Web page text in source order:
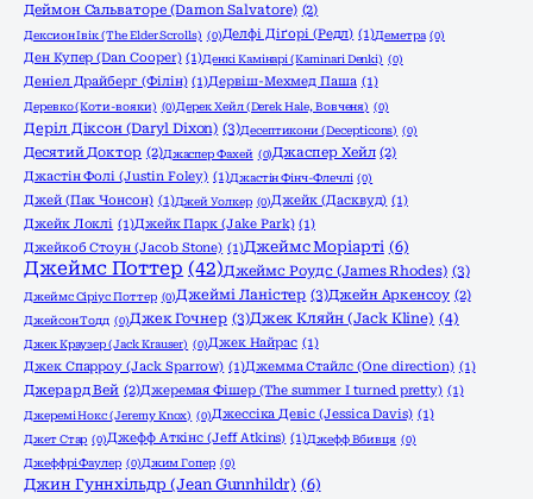
Деймон Сальваторе (Damon Salvatore) (2)
Дексион Івік (The Elder Scrolls) (0)Делфі Діґорі (Редл) (1)Деметра (0)
Ден Купер (Dan Cooper) (1)Денкі Камінарі (Kaminari Denki) (0)
Деніел Драйберг (Філін) (1)Дервіш-Мехмед Паша (1)
Деревко (Коти-вояки) (0)Дерек Хейл (Derek Hale, Вовченя) (0)
Деріл Діксон (Daryl Dixon) (3)Десептикони (Decepticons) (0)
Десятий Доктор (2)Джаспер Фахей (0)Джаспер Хейл (2)
Джастін Фолі (Justin Foley) (1)Джастін Фінч-Флечлі (0)
Джей (Пак Чонсон) (1)Джей Уолкер (0)Джейк (Дасквуд) (1)
Джейк Локлі (1)Джейк Парк (Jake Park) (1)
Джейкоб Стоун (Jacob Stone) (1)Джеймс Моріарті (6)
Джеймс Поттер (42)Джеймс Роудс (James Rhodes) (3)
Джеймс Сіріус Поттер (0)Джеймі Ланістер (3)Джейн Аркенсоу (2)
Джейсон Тодд (0)Джек Гочнер (3)Джек Кляйн (Jack Kline) (4)
Джек Краузер (Jack Krauser) (0)Джек Найрас (1)
Джек Спарроу (Jack Sparrow) (1)Джемма Стайлс (One direction) (1)
Джерард Вей (2)Джеремая Фішер (The summer I turned pretty) (1)
Джеремі Нокс (Jeremy Knox) (0)Джессіка Девіс (Jessica Davis) (1)
Джет Стар (0)Джефф Аткінс (Jeff Atkins) (1)Джефф Вбивця (0)
Джеффрі Фаулер (0)Джим Гопер (0)
Джин Гуннхільдр (Jean Gunnhildr) (6)